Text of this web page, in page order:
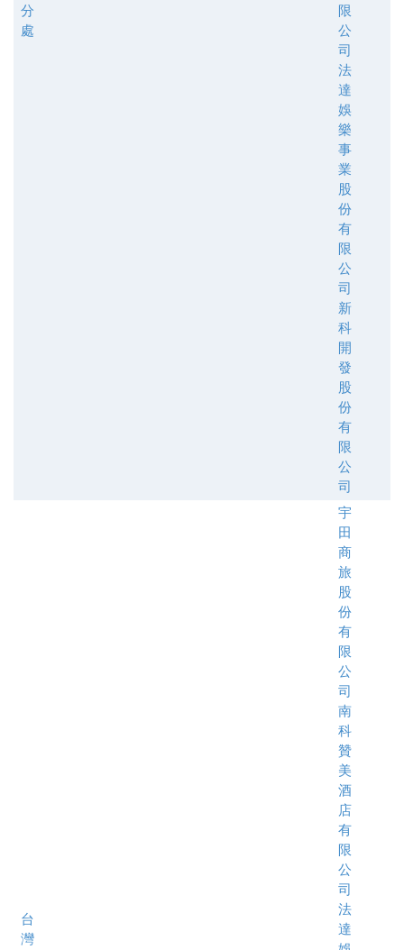
分
處
限
公
司
法
達
娛
樂
事
業
股
份
有
限
公
司
新
科
開
發
股
份
有
限
公
司
台
灣
宇
田
商
旅
股
份
有
限
公
司
南
科
贊
美
酒
店
有
限
公
司
法
達